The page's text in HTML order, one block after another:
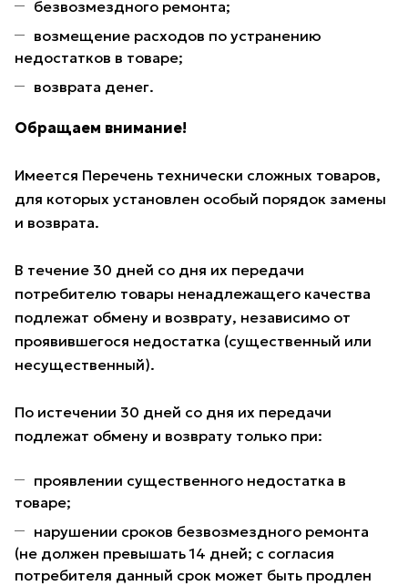
безвозмездного ремонта;
возмещение расходов по устранению
недостатков в товаре;
возврата денег.
Обращаем внимание!
Имеется Перечень технически сложных товаров,
для которых установлен особый порядок замены
и возврата.
В течение 30 дней со дня их передачи
потребителю товары ненадлежащего качества
подлежат обмену и возврату, независимо от
проявившегося недостатка (существенный или
несущественный).
По истечении 30 дней со дня их передачи
подлежат обмену и возврату только при:
проявлении существенного недостатка в
товаре;
нарушении сроков безвозмездного ремонта
(не должен превышать 14 дней; с согласия
потребителя данный срок может быть продлен